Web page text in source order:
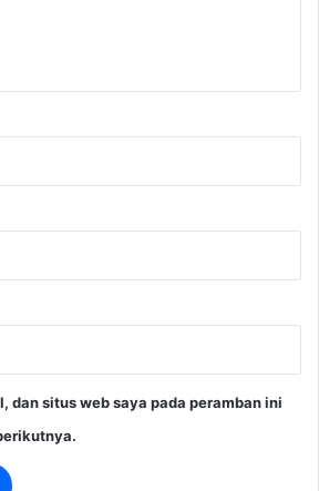
dan situs web saya pada peramban ini